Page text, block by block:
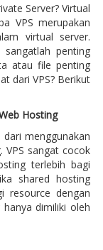
Server? Virtual
VPS merupakan
virtual server.
sangatlah penting
atau file penting
dari VPS? Berikut
Hosting
menggunakan
VPS sangat cocok
terlebih bagi
shared hosting
resource dengan
dimiliki oleh